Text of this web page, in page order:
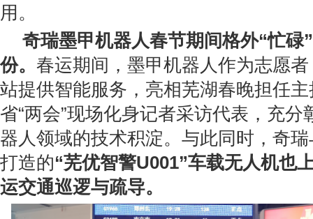
用。
奇瑞墨甲机器人春节期间格外“忙碌
份。 春运期间，墨甲机器人作为志愿
站提供智能服务，亮相芜湖春晚担任
省“两会”现场化身记者采访代表，充分
器人领域的技术积淀。与此同时，奇
打造的“芜优智警U001”车载无人机也
运交通巡逻与疏导。